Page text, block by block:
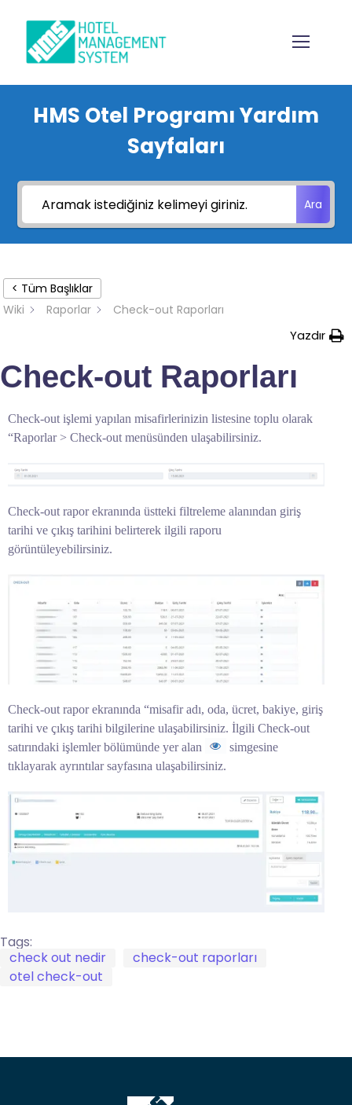
HMS Otel Programı Yardım
Sayfaları
Ara
< Tüm Başlıklar
Wiki
Raporlar Check-out Raporları
Yazdır
Check-out Raporları
Check-out işlemi yapılan misafirlerinizin listesine toplu olarak
“Raporlar > Check-out menüsünden ulaşabilirsiniz.
Check-out rapor ekranında üstteki filtreleme alanından giriş
tarihi ve çıkış tarihini belirterek ilgili raporu
görüntüleyebilirsiniz.
Check-out rapor ekranında “misafir adı, oda, ücret, bakiye, giriş
tarihi ve çıkış tarihi bilgilerine ulaşabilirsiniz. İlgili Check-out
satırındaki işlemler bölümünde yer alan
simgesine
tıklayarak ayrıntılar sayfasına ulaşabilirsiniz.
Tags:
check out nedir
check-out raporları
otel check-out